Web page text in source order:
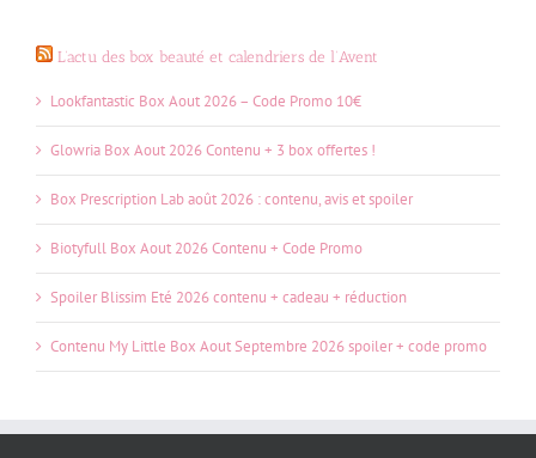
L’actu des box beauté et calendriers de l’Avent
Lookfantastic Box Aout 2026 – Code Promo 10€
Glowria Box Aout 2026 Contenu + 3 box offertes !
Box Prescription Lab août 2026 : contenu, avis et spoiler
Biotyfull Box Aout 2026 Contenu + Code Promo
Spoiler Blissim Eté 2026 contenu + cadeau + réduction
Contenu My Little Box Aout Septembre 2026 spoiler + code promo